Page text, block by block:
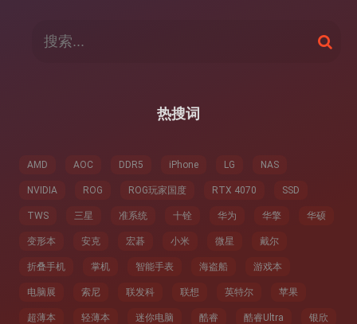
搜
索
热搜词
AMD AOC DDR5 iPhone LG NAS
NVIDIA ROG ROG玩家国度 RTX 4070 SSD
TWS 三星 准系统 十铨 华为 华擎 华硕
变形本 安克 宏碁 小米 微星 戴尔
折叠手机 掌机 智能手表 海盗船 游戏本
电脑展 索尼 联发科 联想 英特尔 苹果
超薄本 轻薄本 迷你电脑 酷睿 酷睿Ultra 银欣